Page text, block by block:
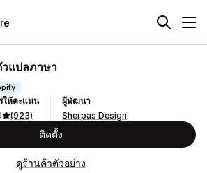
วแปลภาษา
ให้คะแนน
(923)
ผู้พัฒนา
Sherpas Design
ติดตั้ง
ดูร้านค้าตัวอย่าง